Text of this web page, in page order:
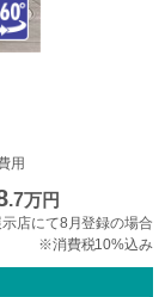
用
.7万円
店にて8月登録の場合
※消費税10%込み